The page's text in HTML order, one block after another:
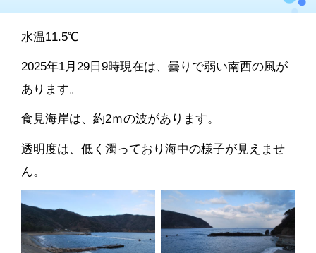
水温11.5℃
2025年1月29日9時現在は、曇りで弱い南西の風が
あります。
食見海岸は、約2ｍの波があります。
透明度は、低く濁っており海中の様子が見えませ
ん。